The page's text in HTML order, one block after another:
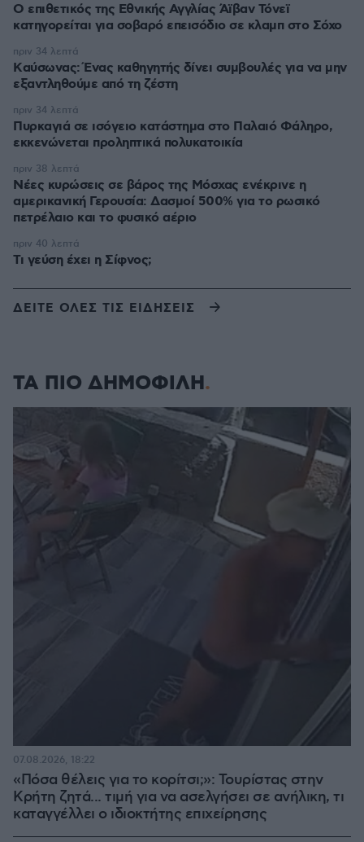
Ο επιθετικός της Εθνικής Αγγλίας Άϊβαν Τόνεϊ
κατηγορείται για σοβαρό επεισόδιο σε κλαμπ στο Σόχο
Kαύσωνας: Ένας καθηγητής δίνει συμβουλές για να μην
εξαντληθούμε από τη ζέστη
πριν 34 λεπτά
Πυρκαγιά σε ισόγειο κατάστημα στο Παλαιό Φάληρο,
εκκενώνεται προληπτικά πολυκατοικία
πριν 34 λεπτά
Νέες κυρώσεις σε βάρος της Μόσχας ενέκρινε η
αμερικανική Γερουσία: Δασμοί 500% για το ρωσικό
πετρέλαιο και το φυσικό αέριο
πριν 38 λεπτά
Τι γεύση έχει η Σίφνος;
πριν 40 λεπτά
ΔΕΙΤΕ ΟΛΕΣ ΤΙΣ ΕΙΔΗΣΕΙΣ
ΤΑ ΠΙΟ ΔΗΜΟΦΙΛΗ
«Πόσα θέλεις για το κορίτσι;»: Τουρίστας στην
Κρήτη ζητά... τιμή για να ασελγήσει σε ανήλικη, τι
καταγγέλλει ο ιδιοκτήτης επιχείρησης
07.08.2026, 18:22